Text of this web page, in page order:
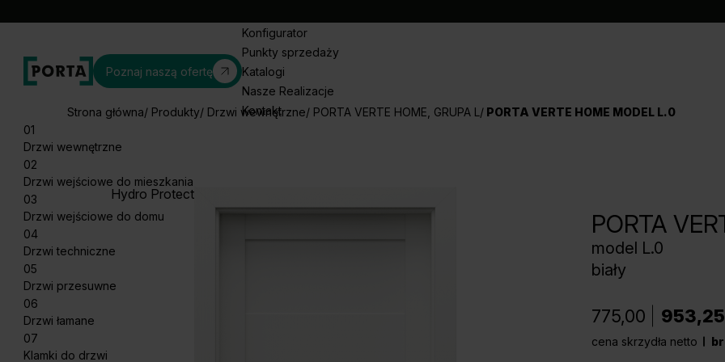
Poznaj naszą ofertę
Konfigurator
Punkty sprzedaży
Katalogi
Nasze Realizacje
Kontakt
01
Drzwi wewnętrzne
02
Drzwi wejściowe do mieszkania
03
Drzwi wejściowe do domu
04
Drzwi techniczne
05
Drzwi przesuwne
06
Drzwi łamane
07
Klamki do drzwi
Strona główna Produkty Drzwi wewnętrzne PORTA VERTE HOME, GRUPA L PORTA VERTE HOME MODEL L.0
Hydro Protect
PORTA
model L.0
biały
775,00 953,25
cena skrzydła netto